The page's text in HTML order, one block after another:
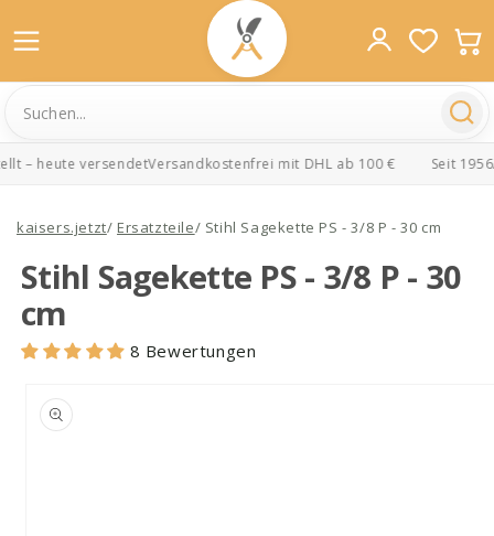
Inhalt
– heute versendetVersandkostenfrei mit DHL ab 100 € Seit 1956
kaisers.jetzt/ Ersatzteile/ Stihl Sagekette PS - 3/8 P - 30 cm
Stihl Sagekette PS - 3/8 P - 30
cm
8 Bewertungen